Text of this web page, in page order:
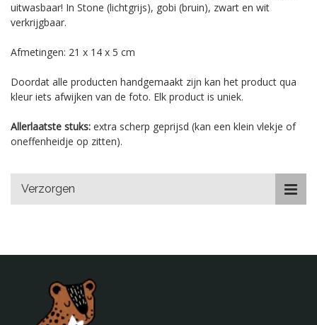
uitwasbaar! In Stone (lichtgrijs), gobi (bruin), zwart en wit
verkrijgbaar.
Afmetingen: 21 x 14 x 5 cm
Doordat alle producten handgemaakt zijn kan het product qua
kleur iets afwijken van de foto. Elk product is uniek.
Allerlaatste stuks: extra scherp geprijsd (kan een klein vlekje of
oneffenheidje op zitten).
Verzorgen